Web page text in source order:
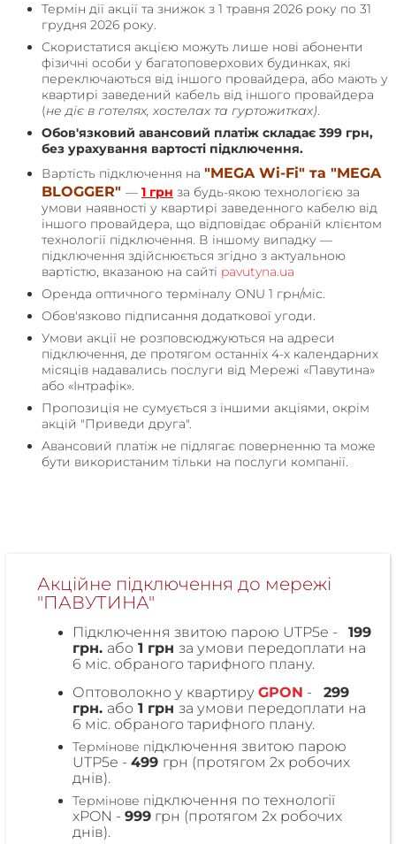
Термін дії акції та знижок з 1 травня 2026 року по 31
грудня 2026 року.
Скористатися акцією можуть лише нові абоненти
фізичні особи у багатоповерхових будинках, які
переключаються від іншого провайдера, або мають у
квартирі заведений кабель від іншого провайдера
(не діє в готелях, хостелах та гуртожитках).
Обов'язковий авансовий платіж складає 399 грн,
без урахування вартості підключення.
Вартість підключення на "MEGA Wi-Fi" та "MEGA
BLOGGER" — 1 грн за будь-якою технологією за
умови наявності у квартирі заведенного кабелю від
іншого провайдера, що відповідає обраній клієнтом
технології підключення. В іншому випадку —
підключення здійснюється згідно з актуальною
вартістю, вказаною на сайті pavutyna.ua
Оренда оптичного терміналу ONU 1 грн/міс.
Обов'язково підписання додаткової угоди.
Умови акції не розповсюджуються на адреси
підключення, де протягом останніх 4-х календарних
місяців надавались послуги від Мережі «Павутина»
або «Інтрафік».
Пропозиція не сумується з іншими акціями, окрім
акцій "Приведи друга".
Авансовий платіж не підлягає поверненню та може
бути використаним тільки на послуги компанії.
Акційне підключення до мережі
"ПАВУТИНА"
Підключення звитою парою UTP5e - 199
грн. або 1 грн за умови передоплати на
6 міс. обраного тарифного плану.
Оптоволокно у квартиру GPON -
299
грн. або 1 грн за умови передоплати на
6 міс. обраного тарифного плану.
Термінове підключення звитою парою
UTP5e - 499 грн (протягом 2х робочих
днів).
Термінове підключення по технології
xPON - 999 грн (протягом 2х робочих
днів).